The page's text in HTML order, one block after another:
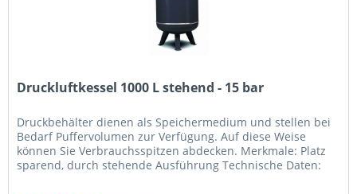
Druckluftkessel 1000 L stehend - 15 bar
Druckbehälter dienen als Speichermedium und stellen bei
Bedarf Puffervolumen zur Verfügung. Auf diese Weise
können Sie Verbrauchsspitzen abdecken. Merkmale: Platz
sparend, durch stehende Ausführung Technische Daten: